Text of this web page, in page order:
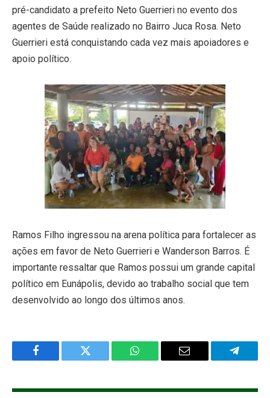
pré-candidato a prefeito Neto Guerrieri no evento dos
agentes de Saúde realizado no Bairro Juca Rosa. Neto
Guerrieri está conquistando cada vez mais apoiadores e
apoio político.
Ramos Filho ingressou na arena política para fortalecer as
ações em favor de Neto Guerrieri e Wanderson Barros. É
importante ressaltar que Ramos possui um grande capital
político em Eunápolis, devido ao trabalho social que tem
desenvolvido ao longo dos últimos anos.
Facebook Twitter WhatsApp Email